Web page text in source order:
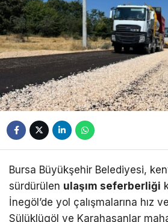
Bursa Büyükşehir Belediyesi,
sürdürülen ulaşım seferberliği
İnegöl’de yol çalışmalarına hız
Sülüklügöl ve Karahasanlar